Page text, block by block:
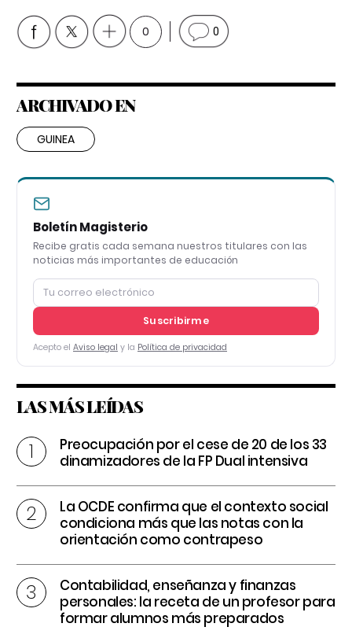
0 0
ARCHIVADO EN
GUINEA
Boletín Magisterio
Recibe gratis cada semana nuestros titulares con las
noticias más importantes de educación
Suscribirme
Acepto el Aviso legal y la Política de privacidad
LAS MÁS LEÍDAS
Preocupación por el cese de 20 de los 33
dinamizadores de la FP Dual intensiva
La OCDE confirma que el contexto social
condiciona más que las notas con la
orientación como contrapeso
Contabilidad, enseñanza y finanzas
personales: la receta de un profesor para
formar alumnos más preparados